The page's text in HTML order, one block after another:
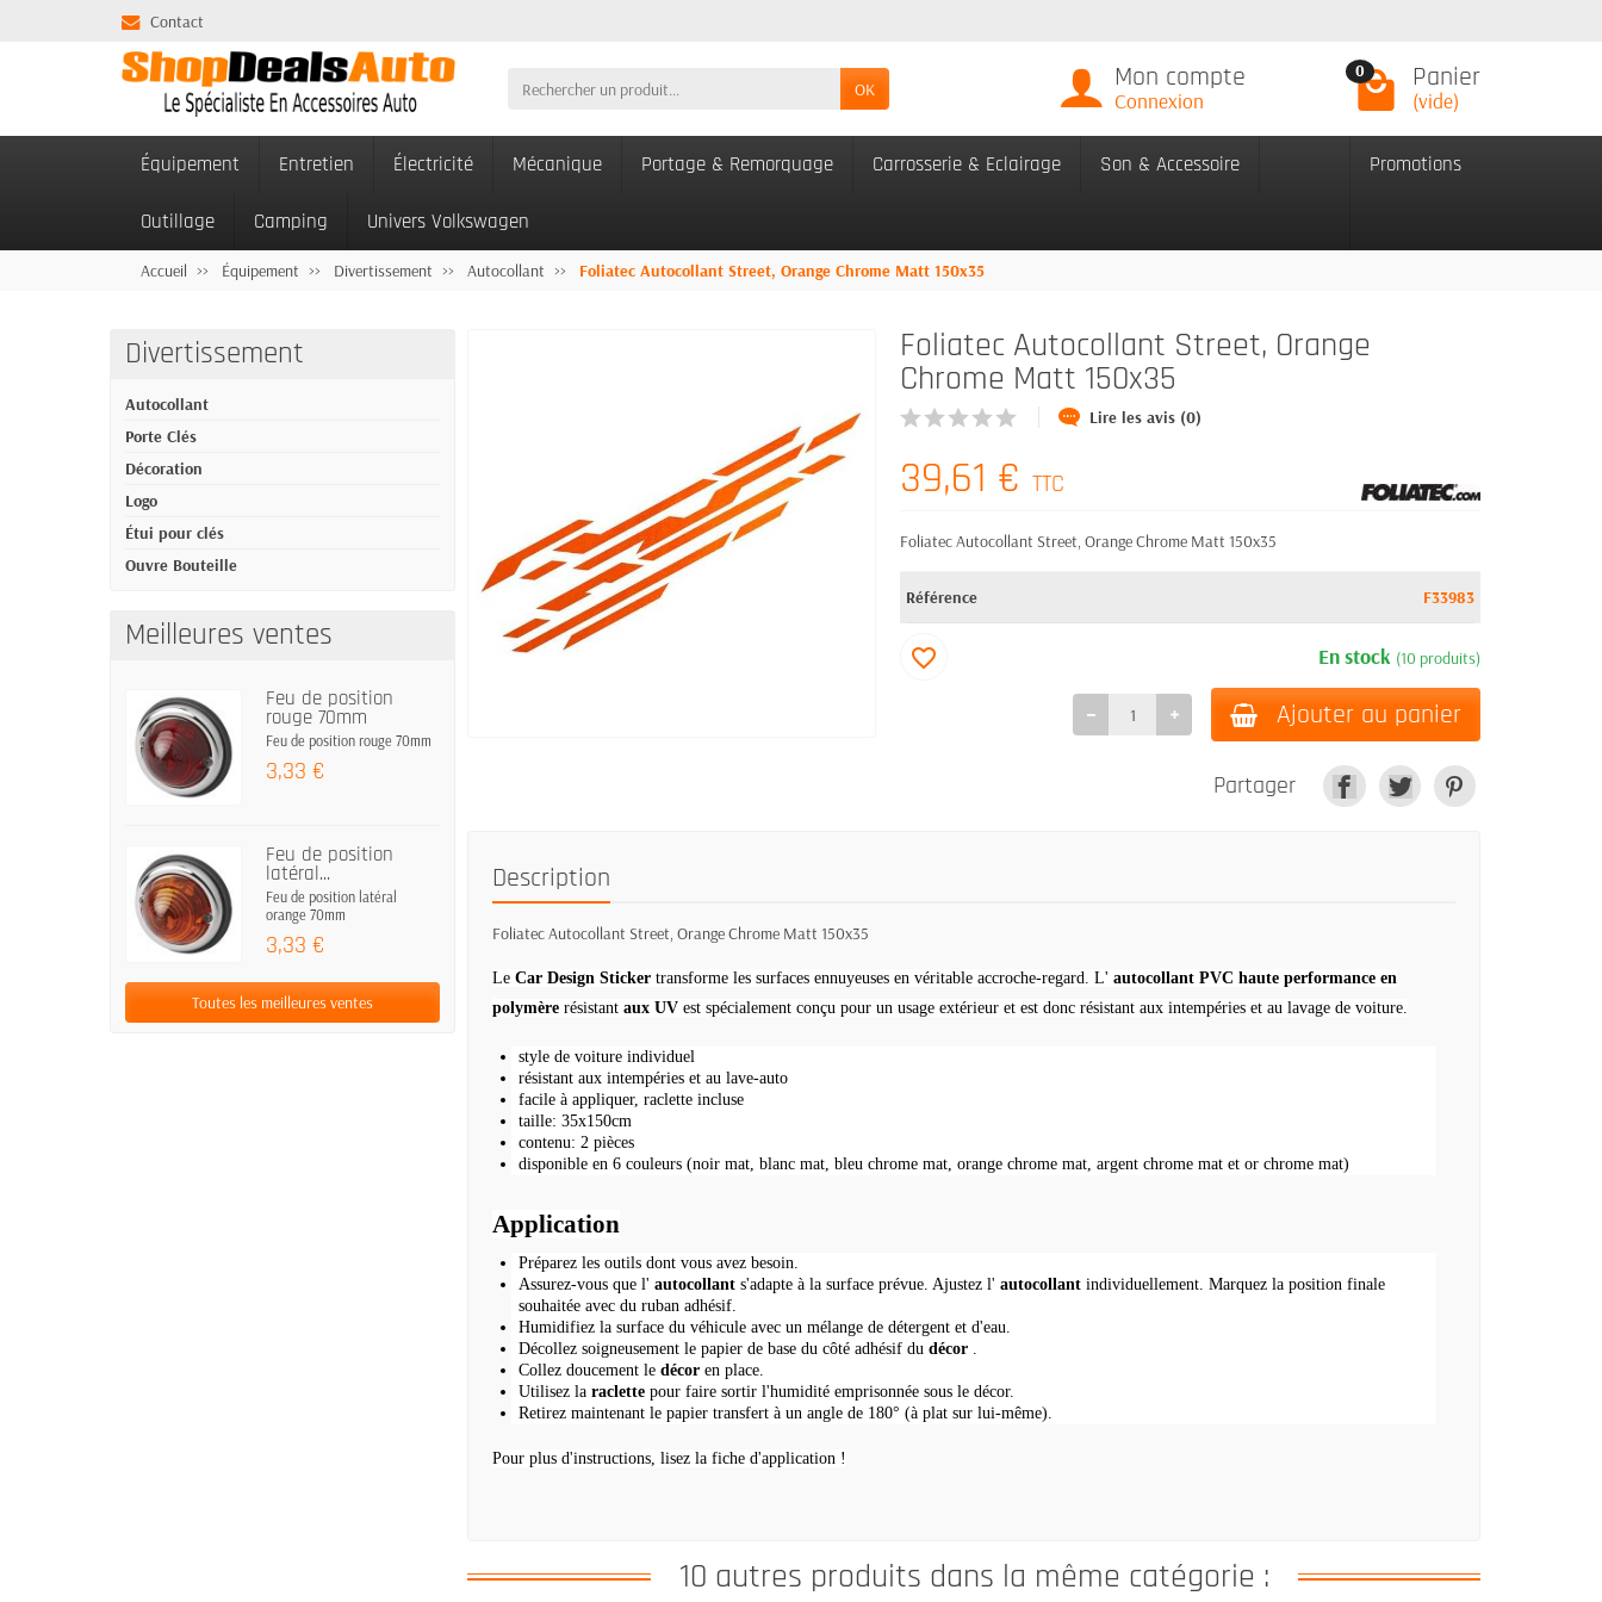
Contact
OK Mon compte
Connexion
0 Panier
(vide)
Équipement Entretien Électricité Mécanique Portage & Remorquage Carrosserie & Eclairage Son & Accessoire
Outillage Camping Univers Volkswagen
Promotions
Accueil Équipement Divertissement Autocollant Foliatec Autocollant Street, Orange Chrome Matt 150x35
Divertissement
Autocollant
Porte Clés
Décoration
Logo
Étui pour clés
Ouvre Bouteille
Meilleures ventes
Feu de position
rouge 70mm
Feu de position rouge 70mm
3,33 €
Feu de position
latéral...
Feu de position latéral
orange 70mm
3,33 €
Toutes les meilleures ventes
Foliatec Autocollant Street, Orange
Chrome Matt 150x35
Lire les avis (0)
39,61 € TTC
Foliatec Autocollant Street, Orange Chrome Matt 150x35
Référence F33983
En stock (10 produits)
Ajouter au panier
favorite_border
Partager
Description
Foliatec Autocollant Street, Orange Chrome Matt 150x35
Le Car Design Sticker transforme les surfaces ennuyeuses en véritable accroche-regard. L' autocollant PVC haute performance en
polymère résistant aux UV est spécialement conçu pour un usage extérieur et est donc résistant aux intempéries et au lavage de voiture.
style de voiture individuel
résistant aux intempéries et au lave-auto
facile à appliquer, raclette incluse
taille: 35x150cm
contenu: 2 pièces
disponible en 6 couleurs (noir mat, blanc mat, bleu chrome mat, orange chrome mat, argent chrome mat et or chrome mat)
Application
Préparez les outils dont vous avez besoin.
Assurez-vous que l' autocollant s'adapte à la surface prévue. Ajustez l' autocollant individuellement. Marquez la position finale
souhaitée avec du ruban adhésif.
Humidifiez la surface du véhicule avec un mélange de détergent et d'eau.
Décollez soigneusement le papier de base du côté adhésif du décor .
Collez doucement le décor en place.
Utilisez la raclette pour faire sortir l'humidité emprisonnée sous le décor.
Retirez maintenant le papier transfert à un angle de 180° (à plat sur lui-même).
Pour plus d'instructions, lisez la fiche d'application !
10 autres produits dans la même catégorie :